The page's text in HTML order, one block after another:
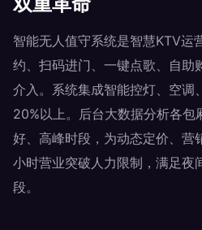
智能无人值守系统是智慧KTV运
约、扫码进门、一键点歌、自助
介入。系统集成智能控灯、空调
20%以上。后台大数据分析各包
好、高峰时段，为动态定价、营
小时营业突破人力限制，满足夜
段。